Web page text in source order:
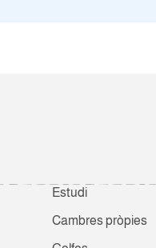
Estudi
Cambres pròpies